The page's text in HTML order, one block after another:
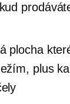
plocha
plus